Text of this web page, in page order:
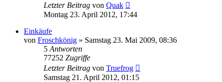
Letzter Beitrag von Quak
Montag 23. April 2012, 17:44
Einkäufe
von Froschkönig » Samstag 23. Mai 2009, 08:36
5 Antworten
77252 Zugriffe
Letzter Beitrag von Truefrog
Samstag 21. April 2012, 01:15